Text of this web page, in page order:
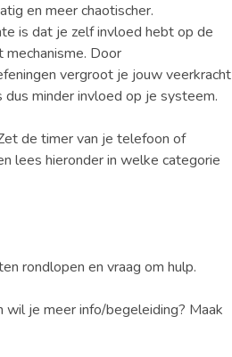
en meer chaotischer.
is dat je zelf invloed hebt op de
mechanisme. Door
vergroot je jouw veerkracht
minder invloed op je systeem.
de timer van je telefoon of
lees hieronder in welke categorie
rondlopen en vraag om hulp.
je meer info/begeleiding? Maak